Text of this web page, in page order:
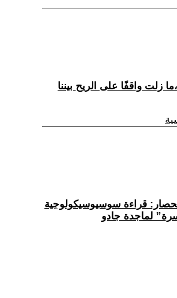
قراءة سوسيوسيكولوجية
لماجدة جادو